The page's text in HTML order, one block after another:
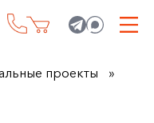
проекты